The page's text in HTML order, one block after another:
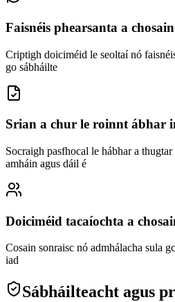
Faisnéis phearsanta a
Criptigh doiciméid le seoltaí nó
go sábháilte
Srian a chur le roinnt ábhar
Socraigh pasfhocal le hábhar a
amháin agus dáil é
Doiciméid tacaíochta a
Cosain sonraisc nó admhálacha sula
iad
Sábháilteacht agus